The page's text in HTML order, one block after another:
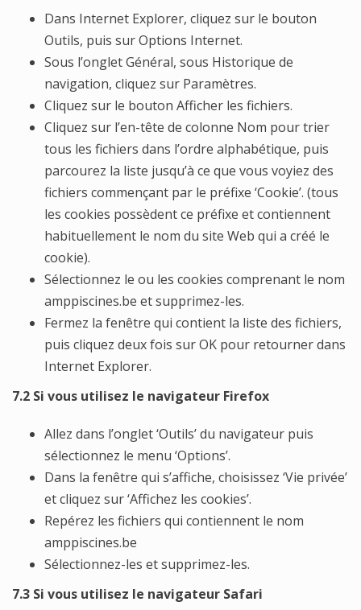
Dans Internet Explorer, cliquez sur le bouton
Outils, puis sur Options Internet.
Sous l’onglet Général, sous Historique de
navigation, cliquez sur Paramètres.
Cliquez sur le bouton Afficher les fichiers.
Cliquez sur l’en-tête de colonne Nom pour trier
tous les fichiers dans l’ordre alphabétique, puis
parcourez la liste jusqu’à ce que vous voyiez des
fichiers commençant par le préfixe ‘Cookie’. (tous
les cookies possèdent ce préfixe et contiennent
habituellement le nom du site Web qui a créé le
cookie).
Sélectionnez le ou les cookies comprenant le nom
amppiscines.be et supprimez-les.
Fermez la fenêtre qui contient la liste des fichiers,
puis cliquez deux fois sur OK pour retourner dans
Internet Explorer.
7.2 Si vous utilisez le navigateur Firefox
Allez dans l’onglet ‘Outils’ du navigateur puis
sélectionnez le menu ‘Options’.
Dans la fenêtre qui s’affiche, choisissez ‘Vie privée’
et cliquez sur ‘Affichez les cookies’.
Repérez les fichiers qui contiennent le nom
amppiscines.be
Sélectionnez-les et supprimez-les.
7.3 Si vous utilisez le navigateur Safari